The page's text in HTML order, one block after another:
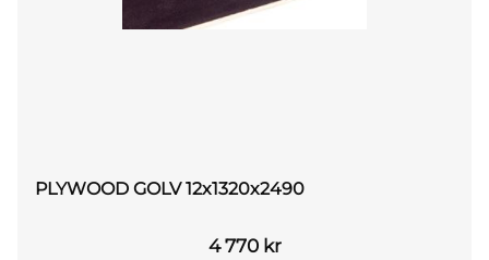
PLYWOOD GOLV 12x1320x2490
4 770kr